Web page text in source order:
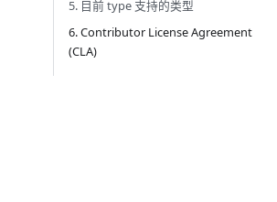
5. 目前 type 支持的类型
6. Contributor License Agreement
(CLA)